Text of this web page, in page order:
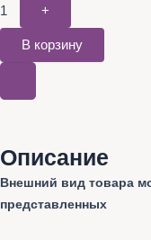
1 +
В корзину
Описание
Внешний вид товара
представленных